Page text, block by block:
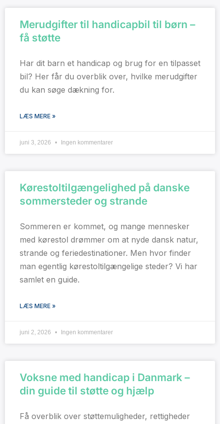
Merudgifter til handicapbil til børn –
få støtte
Har dit barn et handicap og brug for en tilpasset
bil? Her får du overblik over, hvilke merudgifter
du kan søge dækning for.
LÆS MERE »
juni 3, 2026 Ingen kommentarer
Kørestoltilgængelighed på danske
sommersteder og strande
Sommeren er kommet, og mange mennesker
med kørestol drømmer om at nyde dansk natur,
strande og feriedestinationer. Men hvor finder
man egentlig kørestoltilgængelige steder? Vi har
samlet en guide.
LÆS MERE »
juni 2, 2026 Ingen kommentarer
Voksne med handicap i Danmark –
din guide til støtte og hjælp
Få overblik over støttemuligheder, rettigheder